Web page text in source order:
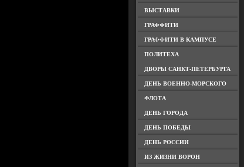
ВЫСТАВКИ
ГРАФФИТИ
ГРАФФИТИ В КАМПУСЕ
ПОЛИТЕХА
ДВОРЫ САНКТ-ПЕТЕРБУРГА
ДЕНЬ ВОЕННО-МОРСКОГО
ФЛОТА
ДЕНЬ ГОРОДА
ДЕНЬ ПОБЕДЫ
ДЕНЬ РОССИИ
ИЗ ЖИЗНИ ВОРОН